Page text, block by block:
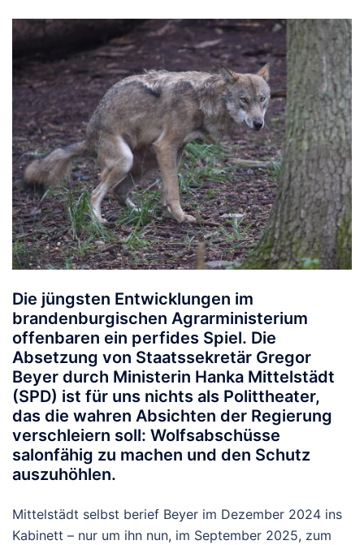
Die jüngsten Entwicklungen im
brandenburgischen Agrarministerium
offenbaren ein perfides Spiel. Die
Absetzung von Staatssekretär Gregor
Beyer durch Ministerin Hanka Mittelstädt
(SPD) ist für uns nichts als Polittheater,
das die wahren Absichten der Regierung
verschleiern soll: Wolfsabschüsse
salonfähig zu machen und den Schutz
auszuhöhlen.
Mittelstädt selbst berief Beyer im Dezember 2024 ins
Kabinett – nur um ihn nun, im September 2025, zum